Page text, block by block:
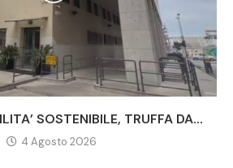
SOSTENIBILE, TRUFFA DA...
4 Agosto 2026